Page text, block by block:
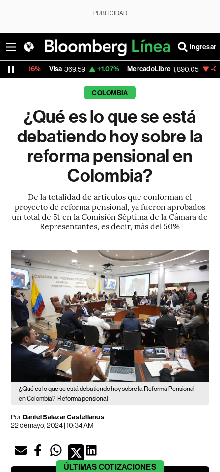
PUBLICIDAD
Ingresar
369.59 +1.07% MercadoLibre 1,890.05 -0.55%
COLOMBIA
¿Qué es lo que se está
debatiendo hoy sobre la
reforma pensional en
Colombia?
De la totalidad de artículos que conforman el
proyecto de reforma pensional, ya fueron aprobados
un total de 51 en la Comisión Séptima de la Cámara de
Representantes, es decir, más del 50%
¿Qué es lo que se está debatiendo hoy sobre la Reforma Pensional
en Colombia? Reforma pensional
PorDaniel Salazar Castellanos
22 de mayo, 2024 | 10:34 AM
ÚLTIMAS COTIZACIONES